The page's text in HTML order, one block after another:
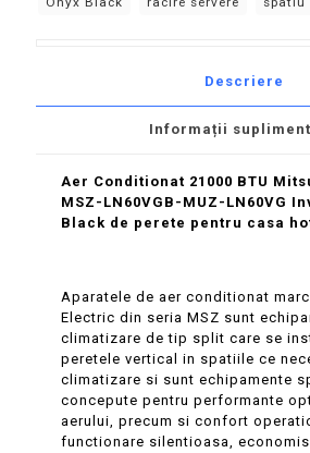
Descriere
Informații
Aer Conditionat 21000 BTU
MSZ-LN60VGB-MUZ-LN60VG
Black de perete pentru casa
Aparatele de aer conditionat
Electric din seria MSZ sunt
climatizare de tip split care se
peretele vertical in spatiile ce
climatizare si sunt echipamente
concepute pentru performante
aerului, precum si confort
functionare silentioasa,